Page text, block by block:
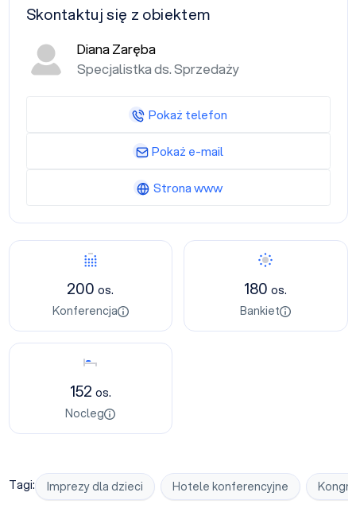
Konferencja
200os.
Konferencja
Bankiet
180os.
Bankiet
Nocleg
152 os.
Nocleg
Tagi: Imprezy dla dzieci Hotele konferencyjne
Skontaktuj się z obiektem
Diana Zaręba
Specjalistka ds. Sprzedaży
Pokaż telefon
Pokaż e-mail
Strona www